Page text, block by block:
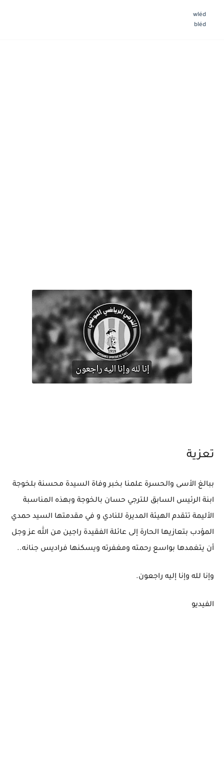
wléd
bléd
تعزية
ببالغ الأسى والحسرة علمنا بخبر وفاة السيدة محسنة بلخوجة
ابنة الرئيس السابق للترجي حسان بالخوجة وبهذه المناسبة
الأليمة تتقدم الهيئة المديرة للنادي و في مقدمتها السيد حمدي
المؤدب بتعازيها الحارة إلى عائلة الفقيدة راجين من الله عز وجل
أن يتغمدها بواسع رحمته ومغفرته ويسكنها فراديس جنانه..
وإنا لله وإنا إليه راجعون.
الفيديو